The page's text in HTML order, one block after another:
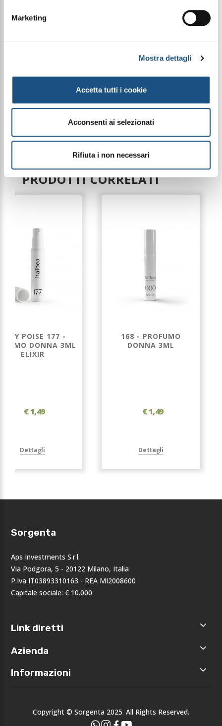
Marketing
Mostra dettagli
Accetta tutti i cookie
Acconsenti ai selezionati
Rifiuta i non necessari
raffinatezza, creando un'esperienza sensoriale
unica e indimenticabile.
Note di testa: Amarena, Mandorla, Bacche Rosse e
Note di cuore: Liquirizia, Rosa, Tè e Rosa Taif
Note di fondo: Vaniglia, Anice, Fava Tonka, Patchouli
Le immagini dei prodotti sono puramente
indicative e possono variare a seconda della
PRODOTTI CORRELATI
POISE 177 -
DONNA 3ML
ELIXIR
€ 1,49
Dettagli
168 - PROFUMO
DONNA 3ML
€ 1,49
Dettagli
Sorgenta
Aps Investments S.r.l.
Via Podgora, 5 - 20122 Milano, Italia
P.Iva IT03893310163 - REA MI2008600
Capitale sociale: € 10.000
Link diretti
Home
Accedi
Registrati
Azienda
Chi siamo
I nostri
Eventi
Informazioni
Privacy
CondizioniCopyright © Sorgenta 2025. All Rights Reserved.